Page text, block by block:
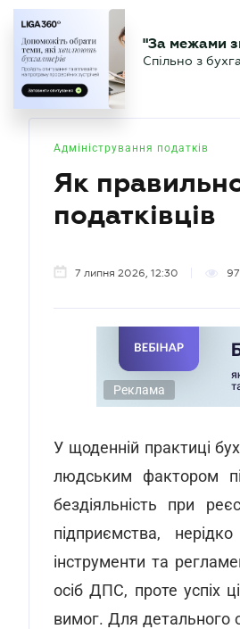
БУХГАЛТЕР Новини
"За межами
Спільно з
Адміністрування податків
Як правильно
податківців
7 липня 2026, 12:30 97
Реклама
У щоденній практиці
людським фактором
бездіяльність при
підприємства,
інструменти та
осіб ДПС, проте успіх
вимог. Для детального